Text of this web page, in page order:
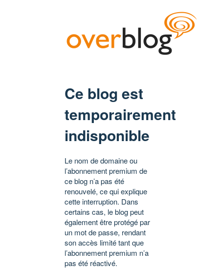
Ce blog est
temporairement
indisponible
Le nom de domaine ou
l’abonnement premium de
ce blog n’a pas été
renouvelé, ce qui explique
cette interruption. Dans
certains cas, le blog peut
également être protégé par
un mot de passe, rendant
son accès limité tant que
l’abonnement premium n’a
pas été réactivé.